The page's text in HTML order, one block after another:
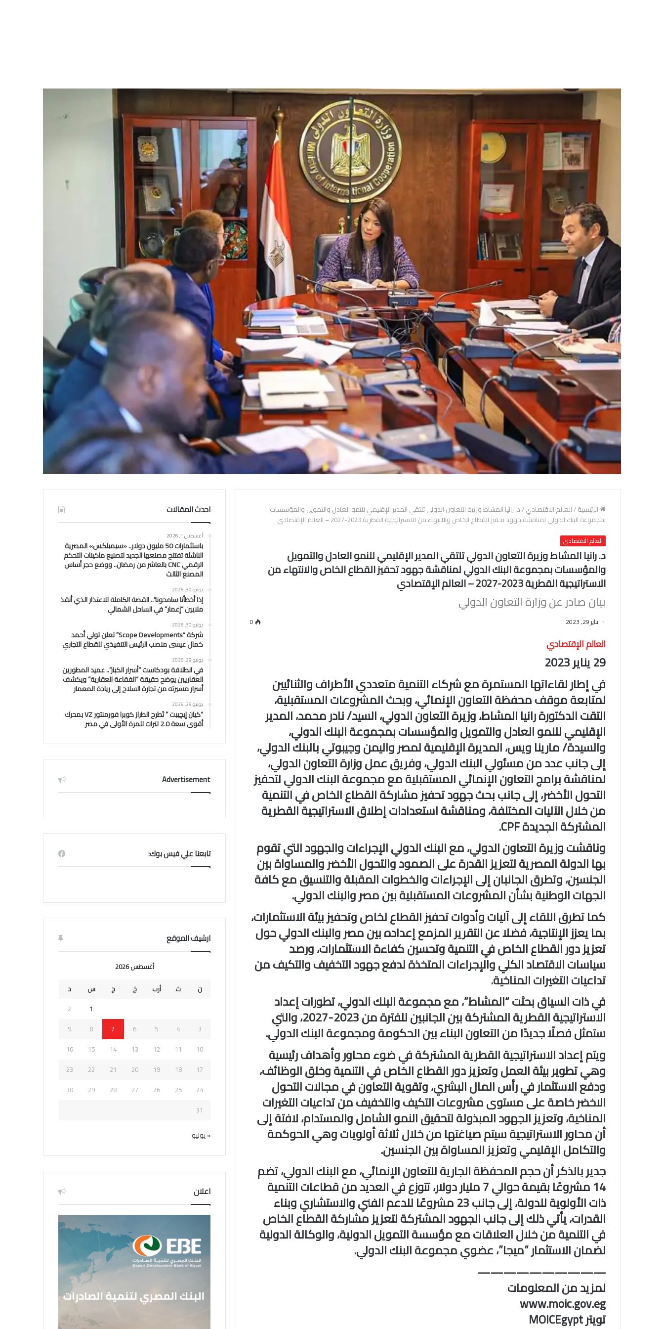
الرئيسية/العالم الاقتصادي/د. رانيا المشاط وزيرة التعاون الدولي تلتقي المدير الإقليمي للنمو العادل والتمويل والمؤسسات
بمجموعة البنك الدولي لمناقشة جهود تحفيز القطاع الخاص والانتهاء من الاستراتيجية القطرية 2023-2027 – العالم الإقتصادي
العالم الاقتصادي
د. رانيا المشاط وزيرة التعاون الدولي تلتقي المدير الإقليمي للنمو العادل والتمويل
والمؤسسات بمجموعة البنك الدولي لمناقشة جهود تحفيز القطاع الخاص والانتهاء من
الاستراتيجية القطرية 2023-2027 – العالم الإقتصادي
بيان صادر عن وزارة التعاون الدولي
يناير 29, 2023 0
العالم الإقتصادي
29 يناير 2023
في إطار لقاءاتها المستمرة مع شركاء التنمية متعددي الأطراف والثنائيين
لمتابعة موقف محفظة التعاون الإنمائي، وبحث المشروعات المستقبلية،
التقت الدكتورة رانيا المشاط، وزيرة التعاون الدولي، السيد/ نادر محمد، المدير
الإقليمي للنمو العادل والتمويل والمؤسسات بمجموعة البنك الدولي،
والسيدة/ مارينا ويس، المديرة الإقليمية لمصر واليمن وجيبوتي بالبنك الدولي،
إلى جانب عدد من مسئولي البنك الدولي، وفريق عمل وزارة التعاون الدولي،
لمناقشة برامج التعاون الإنمائي المستقبلية مع مجموعة البنك الدولي لتحفيز
التحول الأخضر، إلى جانب بحث جهود تحفيز مشاركة القطاع الخاص في التنمية
من خلال الآليات المختلفة، ومناقشة استعدادات إطلاق الاستراتيجية القطرية
المشتركة الجديدة CPF.
وناقشت وزيرة التعاون الدولي، مع البنك الدولي الإجراءات والجهود التي تقوم
بها الدولة المصرية لتعزيز القدرة على الصمود والتحول الأخضر والمساواة بين
الجنسين، وتطرق الجانبان إلى الإجراءات والخطوات المقبلة والتنسيق مع كافة
الجهات الوطنية بشأن المشروعات المستقبلية بين مصر والبنك الدولي.
كما تطرق اللقاء إلى آليات وأدوات تحفيز القطاع لخاص وتحفيز بيئة الاستثمارات،
بما يعزز الإنتاجية، فضلا عن التقرير المزمع إعداده بين مصر والبنك الدولي حول
تعزيز دور القطاع الخاص في التنمية وتحسين كفاءة الاستثمارات، ورصد
سياسات الاقتصاد الكلي والإجراءات المتخذة لدفع جهود التخفيف والتكيف من
تداعيات التغيرات المناخية.
في ذات السياق بحثت “المشاط”، مع مجموعة البنك الدولي، تطورات إعداد
الاستراتيجية القطرية المشتركة بين الجانبين للفترة من 2023-2027، والتي
ستمثل فصلًا جديدًا من التعاون البناء بين الحكومة ومجموعة البنك الدولي.
ويتم إعداد الاستراتيجية القطرية المشتركة في ضوء محاور وأهداف رئيسية
وهي تطوير بيئة العمل وتعزيز دور القطاع الخاص في التنمية وخلق الوظائف،
ودفع الاستثمار في رأس المال البشري، وتقوية التعاون في مجالات التحول
الاخضر خاصة على مستوى مشروعات التكيف والتخفيف من تداعيات التغيرات
المناخية، وتعزيز الجهود المبذولة لتحقيق النمو الشامل والمستدام، لافتة إلى
أن محاور الاستراتيجية سيتم صياغتها من خلال ثلاثة أولويات وهي الحوكمة
والتكامل الإقليمي وتعزيز المساواة بين الجنسين.
جدير بالذكر أن حجم المحفظة الجارية للتعاون الإنمائي، مع البنك الدولي، تضم
14 مشروعًا بقيمة حوالي 7 مليار دولار، تتوزع في العديد من قطاعات التنمية
ذات الأولوية للدولة، إلى جانب 23 مشروعًا للدعم الفني والاستشاري وبناء
القدرات، يأتي ذلك إلى جانب الجهود المشتركة لتعزيز مشاركة القطاع الخاص
في التنمية من خلال العلاقات مع مؤسسة التمويل الدولية، والوكالة الدولية
لضمان الاستثمار “ميجا”، عضوي مجموعة البنك الدولي.
——————————
لمزيد من المعلومات
www.moic.gov.eg
تويتر MOICEgypt
احدث المقالات
أغسطس 1, 2026
باستثمارات 50 مليون دولار.. «سيمبلكس» المصرية
الناشئة تفتتح مصنعها الجديد لتصنيع ماكينات التحكم
الرقمي CNC بالعاشر من رمضان.. ووضع حجر أساس
المصنع الثالث
يوليو 30, 2026
إذا أخطأنا سامحونا”.. القصة الكاملة للاعتذار الذي أنقذ
ملايين “إعمار” في الساحل الشمالي
يوليو 30, 2026
شركة “Scope Developments” تعلن تولي أحمد
كمال عيسى منصب الرئيس التنفيذي للقطاع التجاري
يوليو 29, 2026
في انطلاقة بودكاست “أسرار الكبار”.. عميد المطورين
العقاريين يوضح حقيقة “الفقاعة العقارية” ويكشف
أسرار مسيرته من تجارة السلاح إلى ريادة المعمار
يوليو 25, 2026
“كيان إيچيبت ” تَطرح الطراز كوبرا فورمنتور VZ بمحرك
أقوى سعة 2.0 لترات للمرة الأولى في مصر
Advertisement
تابعنا علي فيس بوك:
ارشيف الموقع
أغسطس 2026
ن
ث أرب خ ج س
د
1
2
3
4
5
6
7
8
9
10
11
12
13
14
15
16
17
18
19
20
21
22
23
24
25
26
27
28
29
30
31
« يوليو
اعلان